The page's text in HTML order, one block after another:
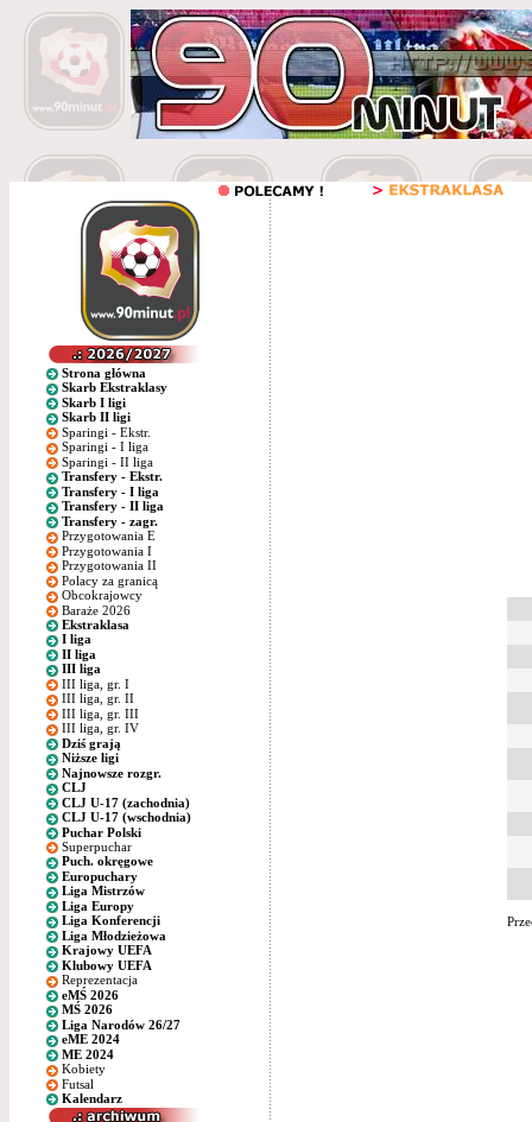
Strona główna
Skarb Ekstraklasy
Skarb I ligi
Skarb II ligi
Sparingi - Ekstr.
Sparingi - I liga
Sparingi - II liga
Transfery - Ekstr.
Transfery - I liga
Transfery - II liga
Transfery - zagr.
Przygotowania E
Przygotowania I
Przygotowania II
Polacy za granicą
Obcokrajowcy
Baraże 2026
Ekstraklasa
I liga
II liga
III liga
III liga, gr. I
III liga, gr. II
III liga, gr. III
III liga, gr. IV
Dziś grają
Niższe ligi
Najnowsze rozgr.
CLJ
CLJ U-17 (zachodnia)
CLJ U-17 (wschodnia)
Puchar Polski
Superpuchar
Puch. okręgowe
Europuchary
Liga Mistrzów
Liga Europy
Liga Konferencji
Liga Młodzieżowa
Krajowy UEFA
Klubowy UEFA
Reprezentacja
eMŚ 2026
MŚ 2026
Liga Narodów 26/27
eME 2024
ME 2024
Kobiety
Futsal
Kalendarz